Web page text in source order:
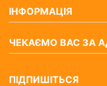
ІНФОРМАЦІЯ
ЧЕКАЄМО ВАС ЗА
ПІДПИШІТЬСЯ